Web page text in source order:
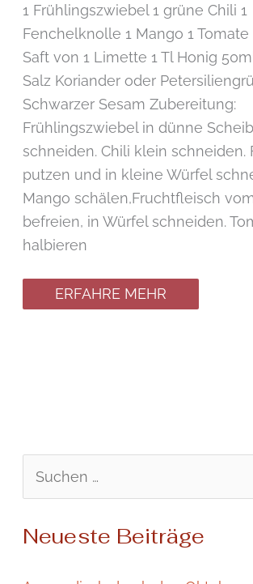
1 Frühlingszwiebel 1 grüne Chili 1
Fenchelknolle 1 Mango 1 Tomate
Saft von 1 Limette 1 Tl Honig
Salz Koriander oder
Schwarzer Sesam Zubereitung:
Frühlingszwiebel in dünne
schneiden. Chili klein schneiden.
putzen und in kleine Würfel
Mango schälen,Fruchtfleisch
befreien, in Würfel schneiden.
halbieren
ERFAHRE MEHR
c
Neueste Beiträge